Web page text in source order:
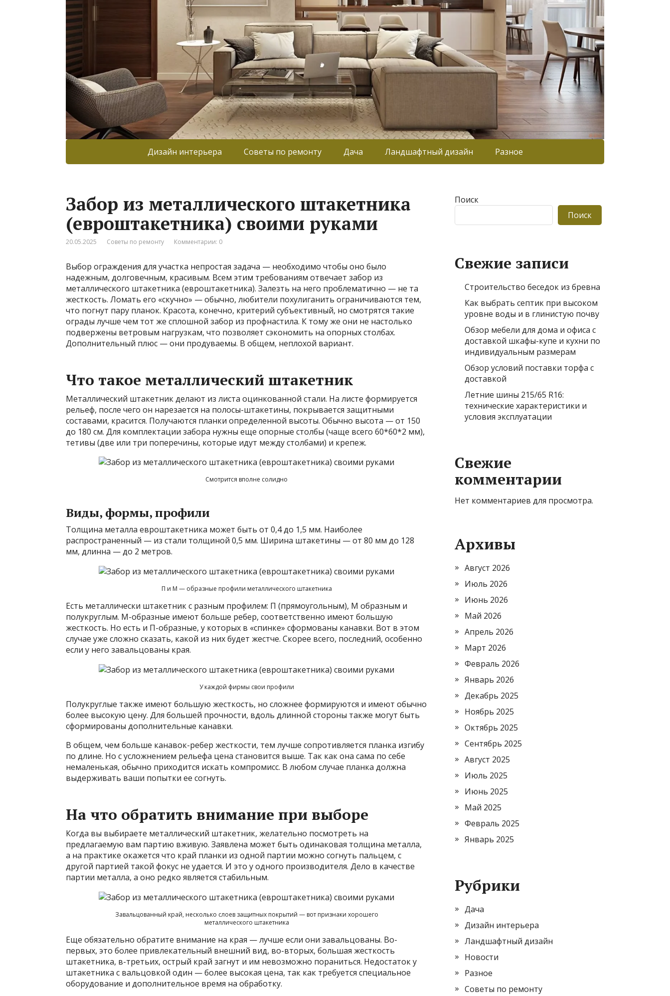
Дизайн интерьера Советы по ремонту Дача Ландшафтный дизайн Разное
Забор из металлического штакетника
(евроштакетника) своими руками
20.05.2025 Советы по ремонту Комментарии: 0
Выбор ограждения для участка непростая задача — необходимо чтобы оно было
надежным, долговечным, красивым. Всем этим требованиям отвечает забор из
металлического штакетника (евроштакетника). Залезть на него проблематично — не та
жесткость. Ломать его «скучно» — обычно, любители похулиганить ограничиваются тем,
что погнут пару планок. Красота, конечно, критерий субъективный, но смотрятся такие
ограды лучше чем тот же сплошной забор из профнастила. К тому же они не настолько
подвержены ветровым нагрузкам, что позволяет сэкономить на опорных столбах.
Дополнительный плюс — они продуваемы. В общем, неплохой вариант.
Что такое металлический штакетник
Металлический штакетник делают из листа оцинкованной стали. На листе формируется
рельеф, после чего он нарезается на полосы-штакетины, покрывается защитными
составами, красится. Получаются планки определенной высоты. Обычно высота — от 150
до 180 см. Для комплектации забора нужны еще опорные столбы (чаще всего 60*60*2 мм),
тетивы (две или три поперечины, которые идут между столбами) и крепеж.
Смотрится вполне солидно
Виды, формы, профили
Толщина металла евроштакетника может быть от 0,4 до 1,5 мм. Наиболее
распространенный — из стали толщиной 0,5 мм. Ширина штакетины — от 80 мм до 128
мм, длинна — до 2 метров.
П и М — образные профили металлического штакетника
Есть металлически штакетник с разным профилем: П (прямоугольным), М образным и
полукруглым. М-образные имеют больше ребер, соответственно имеют большую
жесткость. Но есть и П-образные, у которых в «спинке» сформованы канавки. Вот в этом
случае уже сложно сказать, какой из них будет жестче. Скорее всего, последний, особенно
если у него завальцованы края.
У каждой фирмы свои профили
Полукруглые также имеют большую жесткость, но сложнее формируются и имеют обычно
более высокую цену. Для большей прочности, вдоль длинной стороны также могут быть
сформированы дополнительные канавки.
В общем, чем больше канавок-ребер жесткости, тем лучше сопротивляется планка изгибу
по длине. Но с усложнением рельефа цена становится выше. Так как она сама по себе
немаленькая, обычно приходится искать компромисс. В любом случае планка должна
выдерживать ваши попытки ее согнуть.
На что обратить внимание при выборе
Когда вы выбираете металлический штакетник, желательно посмотреть на
предлагаемую вам партию вживую. Заявлена может быть одинаковая толщина металла,
а на практике окажется что край планки из одной партии можно согнуть пальцем, с
другой партией такой фокус не удается. И это у одного производителя. Дело в качестве
партии металла, а оно редко является стабильным.
Завальцованный край, несколько слоев защитных покрытий — вот признаки хорошего
металлического штакетника
Еще обязательно обратите внимание на края — лучше если они завальцованы. Во-
первых, это более привлекательный внешний вид, во-вторых, большая жесткость
штакетника, в-третьих, острый край загнут и им невозможно пораниться. Недостаток у
штакетника с вальцовкой один — более высокая цена, так как требуется специальное
оборудование и дополнительное время на обработку.
Поиск
Поиск
Свежие записи
Строительство беседок из бревна
Как выбрать септик при высоком
уровне воды и в глинистую почву
Обзор мебели для дома и офиса с
доставкой шкафы-купе и кухни по
индивидуальным размерам
Обзор условий поставки торфа с
доставкой
Летние шины 215/65 R16:
технические характеристики и
условия эксплуатации
Свежие
комментарии
Нет комментариев для просмотра.
Архивы
Август 2026
Июль 2026
Июнь 2026
Май 2026
Апрель 2026
Март 2026
Февраль 2026
Январь 2026
Декабрь 2025
Ноябрь 2025
Октябрь 2025
Сентябрь 2025
Август 2025
Июль 2025
Июнь 2025
Май 2025
Февраль 2025
Январь 2025
Рубрики
Дача
Дизайн интерьера
Ландшафтный дизайн
Новости
Разное
Советы по ремонту